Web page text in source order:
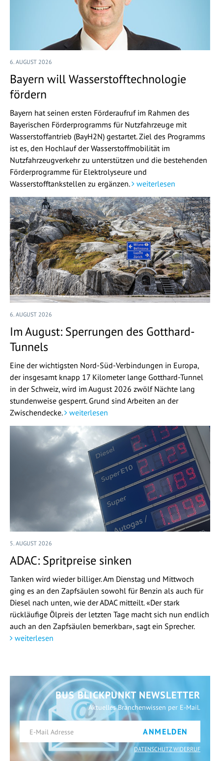
6. AUGUST 2026
Bayern will Wasserstofftechnologie
fördern
Bayern hat seinen ersten Förderaufruf im Rahmen des
Bayerischen Förderprogramms für Nutzfahrzeuge mit
Wasserstoffantrieb (BayH2N) gestartet. Ziel des Programms
ist es, den Hochlauf der Wasserstoffmobilität im
Nutzfahrzeugverkehr zu unterstützen und die bestehenden
Förderprogramme für Elektrolyseure und
Wasserstofftankstellen zu ergänzen.
weiterlesen
6. AUGUST 2026
Im August: Sperrungen des Gotthard-
Tunnels
Eine der wichtigsten Nord-Süd-Verbindungen in Europa,
der insgesamt knapp 17 Kilometer lange Gotthard-Tunnel
in der Schweiz, wird im August 2026 zwölf Nächte lang
stundenweise gesperrt. Grund sind Arbeiten an der
Zwischendecke.
weiterlesen
5. AUGUST 2026
ADAC: Spritpreise sinken
Tanken wird wieder billiger. Am Dienstag und Mittwoch
ging es an den Zapfsäulen sowohl für Benzin als auch für
Diesel nach unten, wie der ADAC mitteilt. «Der stark
rückläufige Ölpreis der letzten Tage macht sich nun endlich
auch an den Zapfsäulen bemerkbar», sagt ein Sprecher.
weiterlesen
BUS BLICKPUNKT NEWSLETTER
Aktuelles Branchenwissen per E-Mail.
ANMELDEN
DATENSCHUTZ WIDERRUF